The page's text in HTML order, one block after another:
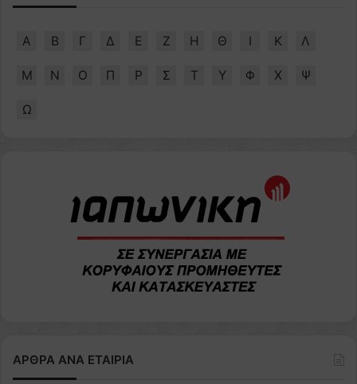
Α Β Γ Δ Ε Ζ Η Θ Ι Κ Λ
Μ Ν Ο Π Ρ Σ Τ Υ Φ Χ Ψ
Ω
ΑΡΘΡΑ ΑΝΑ ΕΤΑΙΡΙΑ